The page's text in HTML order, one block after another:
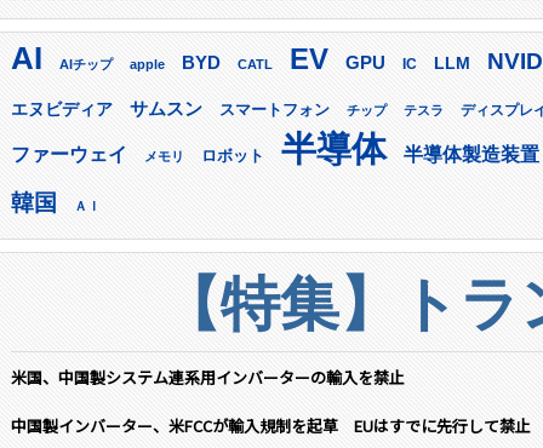
AI AIチップ apple BYD CATL EV GPU IC LLM
エヌビディア サムスン スマートフォン チップ テスラ ディスプレ
ファーウェイ メモリ ロボット 半導体 半導体製造装置
韓国 ＡＩ
【特集】ト
米国、中国製システム連系用インバーターの輸入を禁止
中国製インバーター、米FCCが輸入規制を起草 EUはすでに先行して禁止